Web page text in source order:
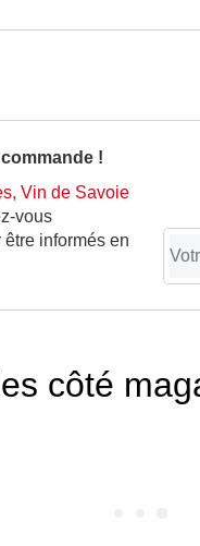
!
Vin de Savoie
vous
informés en
côté